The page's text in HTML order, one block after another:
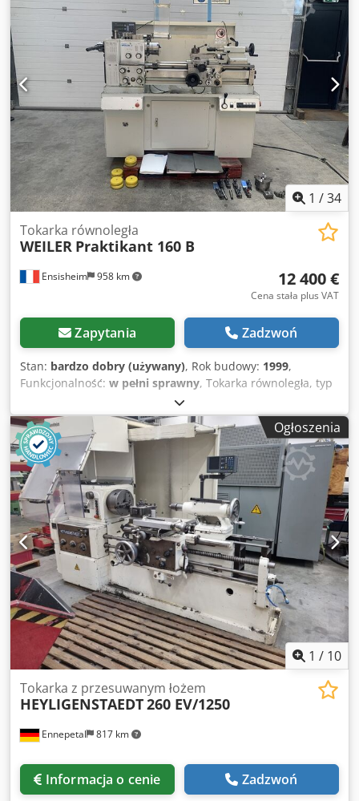
wzdłużne 0,12-31,5 mm/min, toczenie płaskie 0,12-45
mm/min Długość prowadnic łóżka: 2900 mm Maksymalna
waga obrabianego przedmiotu między kłami: 400 000 kg
Całkowite zapotrzebowanie na moc: 45 kW Waga maszyny
ok.: wszystkie komponenty razem: ok. 29,0 t Wymiary
maszyny DxSxW: 5,2 x 5,0 x 3,1 m System pomiarowy 3-
osiowy z wyświetlaczem cyfrowym RSF-Elektronik Panel
sterowania Agregat chłodniczy do szafy sterowniczej Rittal
Csdpfx Aowtctyskwjrf *
1 /34
Ensisheim 958 km
Tokarka równoległa
WEILER Praktikant 160 B
12 400 €
Cena stała plus VAT
Zapytania Zadzwoń
Stan: bardzo dobry (używany), Rok budowy: 1999,
Funkcjonalność: w pełni sprawny, Tokarka równoległa, typ
WEILER PRAKTIKANT 160 B Cjdpfxezqn Two Akwsrf Rozstaw
między środkami: 650 mm Maksymalna średnica
obrabianego elementu na stole: Ø 320 mm Maksymalna
średnica obrabianego elementu nad suportem: Ø 192 mm
Wysokość osi: 160 mm Średnica wrzeciona: Ø 40 mm
Prędkość obrotowa: od 48 do 2500 obr./min Wieżyczka
narzędziowa, typ Multifix A Uchwyt trzydźwigowy Ø 135
mm Rok produkcji: 1999 Silnik wrzeciona z 2 prędkościami
- 3 kW Gwintowanie: metryczne + Whitworth Konik CM3
Skala 2 osi MITUTOYO Wyposażenie (patrz zdjęcia): 1
system zaciskowy 1 uchwyt czterodźwigowy Ø 135 mm 7
uchwytów narzędziowych MULTIFIX + różne narzędzia
Zestaw zacisków Napięcie: 380 V Długość: 1800 mm
Szerokość: 1100 mm Wysokość całkowita (z oświetleniem):
2100 mm Waga: ok. 900 kg
Ogłoszenia
1 / 10
Ennepetal 817 km
Tokarka z przesuwanym łożem
HEYLIGENSTAEDT260 EV/1250
Informacja o cenie Zadzwoń